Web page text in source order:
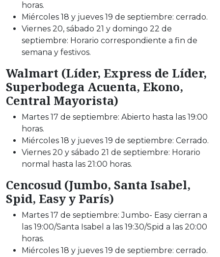
horas.
Miércoles 18 y jueves 19 de septiembre: cerrado.
Viernes 20, sábado 21 y domingo 22 de
septiembre: Horario correspondiente a fin de
semana y festivos.
Walmart (Líder, Express de Líder,
Superbodega Acuenta, Ekono,
Central Mayorista)
Martes 17 de septiembre: Abierto hasta las 19:00
horas.
Miércoles 18 y jueves 19 de septiembre: Cerrado.
Viernes 20 y sábado 21 de septiembre: Horario
normal hasta las 21:00 horas.
Cencosud (Jumbo, Santa Isabel,
Spid, Easy y París)
Martes 17 de septiembre: Jumbo- Easy cierran a
las 19:00/Santa Isabel a las 19:30/Spid a las 20:00
horas.
Miércoles 18 y jueves 19 de septiembre: cerrado.